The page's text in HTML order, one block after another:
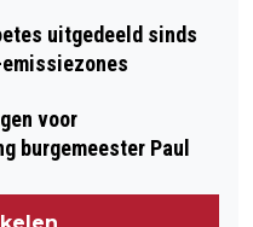
uitgedeeld sinds
voor
burgemeester Paul